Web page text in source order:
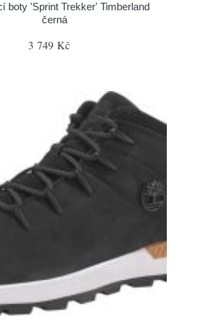
boty 'Sprint Trekker' Timberland
černá
3 749 Kč